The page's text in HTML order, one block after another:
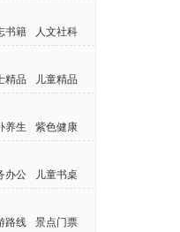
书籍 人文社科
精品 儿童精品
养生 紫色健康
办公 儿童书桌
路线 景点门票